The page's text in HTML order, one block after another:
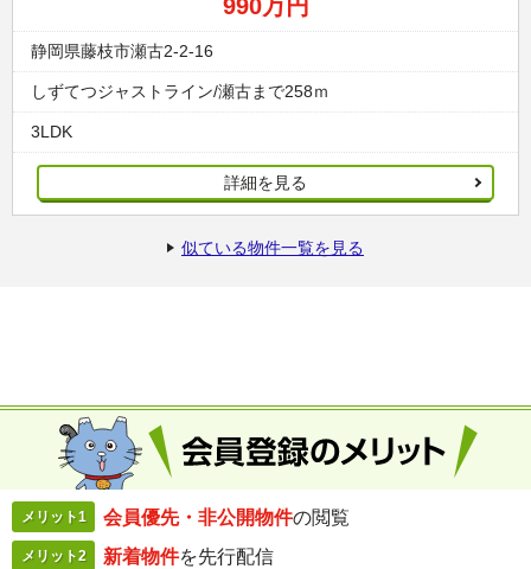
990万円
静岡県藤枝市瀬古2-2-16
しずてつジャストライン/瀬古まで258ｍ
3LDK
詳細を見る
似ている物件一覧を見る
メリット1 会員優先・ 非公開物件の閲覧
メリット2 新着物件を先行配信